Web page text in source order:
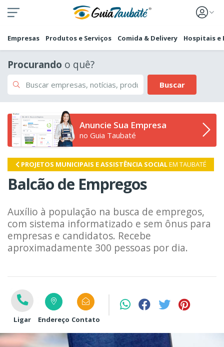
Empresas Produtos e Serviços Comida & Delivery Hospitais e
Procurando o quê?
Buscar
Anuncie Sua Empresa
no Guia Taubaté
PROJETOS MUNICIPAIS E ASSISTÊNCIA SOCIALEM TAUBATÉ
Balcão de Empregos
Auxílio à população na busca de empregos,
com sistema informatizado e sem ônus para
empresas e candidatos. Recebe
aproximadamente 300 pessoas por dia.
Ligar Endereço Contato